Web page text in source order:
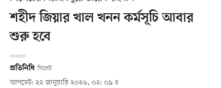
শহীদ জিয়ার খাল খনন কর্মসূচি আবার
শুরু হবে
প্রতিনিধি সিলেট
আপডেট: ২২ জানুয়ারি ২০২৬, ০২: ০৯